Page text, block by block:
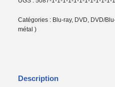
Catégories : Blu-ray, DVD, DVD/
métal )
Description